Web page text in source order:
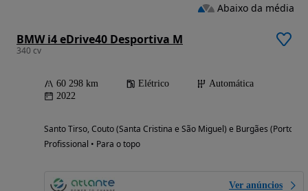
BMW i4 eDrive40 Desportiva M
340 cv
60 298 km Elétrico
Automática
2022
Santo Tirso, Couto (Santa Cristina e São Miguel) e Burgães (Porto)
Profissional • Para o topo
Ver anúncios
Abaixo da média